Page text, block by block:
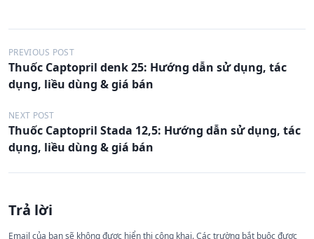
Đ
i
u
h
ư
n
PREVIOUS POST
Thuốc Captopril denk 25: Hướng dẫn sử dụng, tác
dụng, liều dùng & giá bán
NEXT POST
Thuốc Captopril Stada 12,5: Hướng dẫn sử dụng, tác
dụng, liều dùng & giá bán
Trả lời
Email của bạn sẽ không được hiển thị công khai.Các trường bắt buộc được